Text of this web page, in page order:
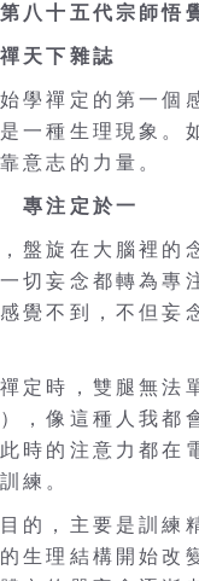
八十五代宗師悟
天下雜誌
學禪定的第一個
一種生理現象。
意志的力量。
專注定於一
盤旋在大腦裡的
切妄念都轉為專
覺不到，不但妄
定時，雙腿無法
，像這種人我都
時的注意力都在
練。
的，主要是訓練
生理結構開始改